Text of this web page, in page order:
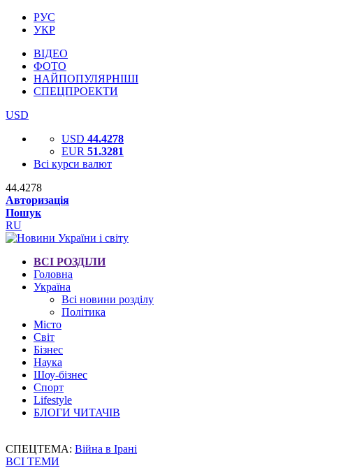
РУС
УКР
ВІДЕО
ФОТО
НАЙПОПУЛЯРНІШІ
СПЕЦПРОЕКТИ
USD
USD 44.4278
EUR 51.3281
Всі курси валют
44.4278
Авторизація
Пошук
RU
ВСІ РОЗДІЛИ
Головна
Україна
Всі новини розділу
Політика
Місто
Світ
Бізнес
Наука
Шоу-бізнес
Спорт
Lifestyle
БЛОГИ ЧИТАЧІВ
СПЕЦТЕМА: Війна в Ірані
ВСІ ТЕМИ